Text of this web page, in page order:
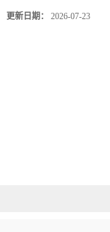
更新日期： 2026-07-23